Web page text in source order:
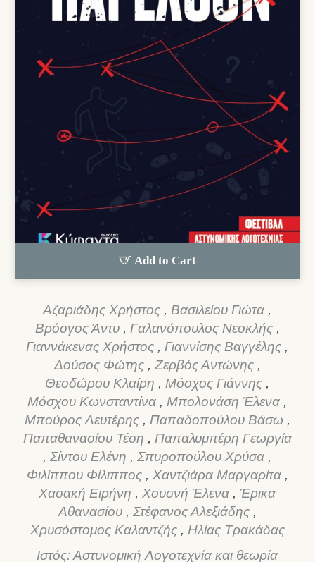
Add to Cart
Αζαριάδης Χρήστος , Βασιλείου Γιώτα ,
Βρόσγος Άντυ , Γαλανόπουλος Νεοκλής ,
Γιαννάκενας Χρήστος , Γιαννίσης Βαγγέλης ,
Δούσος Φώτης , Ζερβός Αντώνης ,
Θεοδώρου Κλαίρη , Μόσχος Γιάννης ,
Μόσχου Κωνσταντίνα , Μπολονάση Έλενα ,
Μπούρος Λευτέρης , Παπαδοπούλου Βάσω ,
Παπαθανασίου Τέση , Παπαλυμπέρη Γεωργία
,Σίντου Ελένη ,Σπυροπούλου Χρύσα ,
Φιλίππου Φίλιππος , Χαντζιάρα Μαργαρίτα ,
Χασακή Ειρήνη , Χουσνή Έλενα , Έρικα
Αθανασίου , Στέφανος Αλεξιάδης ,
Χρυσόστομος Καλαντζής , Ηλίας Τρακάδας
Ιστός: Αστυνομική Λογοτεχνία και θεωρία